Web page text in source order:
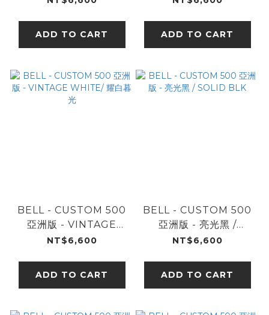
ADD TO CART ADD TO CART
BELL - CUSTOM 500
亞洲版 - VINTAGE
WHITE/ 耀白暮光
NT$6,600
ADD TO CART
BELL - CUSTOM 500
亞洲版 - 亮光黑 /
SOLID BLK
NT$6,600
ADD TO CART